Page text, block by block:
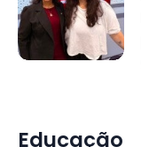
Educação